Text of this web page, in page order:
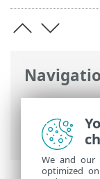
ESET
Arbeiten
ESET-Shell >
We and our
optimized